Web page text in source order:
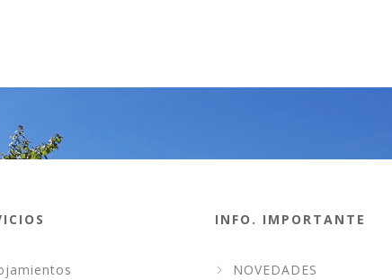
INFO. IMPORTANTE
NOVEDADES